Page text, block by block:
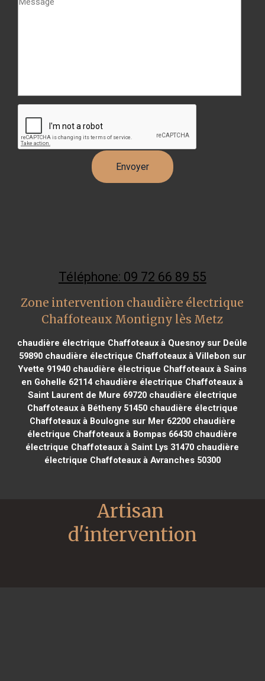
Téléphone: 09 72 66 89 55
Zone intervention chaudière électrique
Chaffoteaux Montigny lès Metz
chaudière électrique Chaffoteaux à Quesnoy sur Deûle
59890chaudière électrique Chaffoteaux à Villebon sur
Yvette 91940chaudière électrique Chaffoteaux à Sains
en Gohelle 62114chaudière électrique Chaffoteaux à
Saint Laurent de Mure 69720chaudière électrique
Chaffoteaux à Bétheny 51450chaudière électrique
Chaffoteaux à Boulogne sur Mer 62200chaudière
électrique Chaffoteaux à Bompas 66430 chaudière
électrique Chaffoteaux à Saint Lys 31470 chaudière
électrique Chaffoteaux à Avranches 50300
Artisan
d'intervention